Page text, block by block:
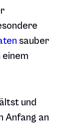
sauber
und
Anfang an